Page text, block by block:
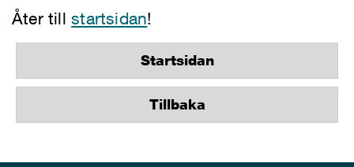
Åter tillstartsidan!
Startsidan
Tillbaka